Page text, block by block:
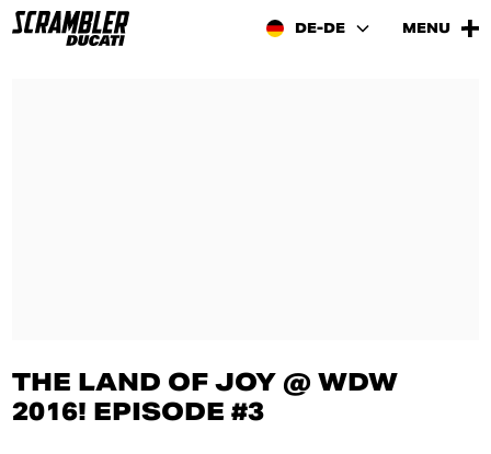
DE-DE MENU
THE LAND OF JOY @ WDW
2016! EPISODE #3